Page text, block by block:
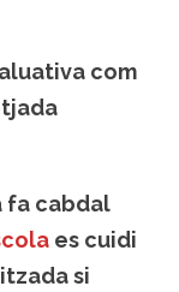
com
fa cabdal
es cuidi
si